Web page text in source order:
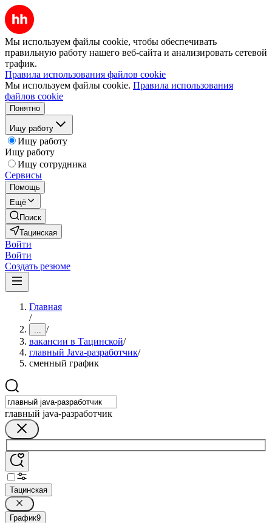
Мы используем файлы cookie, чтобы обеспечивать
правильную работу нашего веб-сайта и анализировать сетевой
трафик.
Правила использования файлов cookie
Мы используем файлы cookie. Правила использования
файлов cookie
Понятно
Ищу работу
Ищу работу
Ищу работу
Ищу сотрудника
Сервисы
Помощь
Ещё
Поиск
Тацинская
Войти
Войти
Создать резюме
Главная
/
... /
вакансии в Тацинской/
главный Java-разработчик/
сменный график
главный java-разработчик
Тацинская
График9